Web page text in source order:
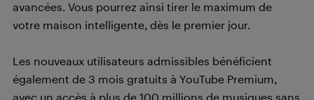
avancées. Vous pourrez ainsi tirer le maximum de
votre maison intelligente, dès le premier jour.
Les nouveaux utilisateurs admissibles bénéficient
également de 3 mois gratuits à YouTube Premium,
avec un accès à plus de 100 millions de musiques sans